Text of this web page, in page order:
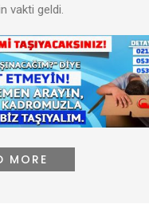
vakti geldi.
MORE